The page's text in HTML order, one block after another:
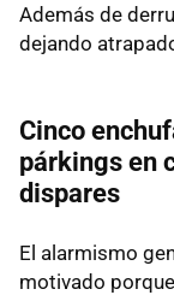
Además de
dejando
Cinco
párkings en
dispares
El alarmismo
motivado